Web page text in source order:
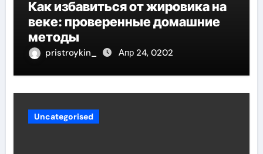
Как избавиться от жировика на
веке: проверенные домашние
методы
pristroykin_ Апр 24, 0202
Uncategorised